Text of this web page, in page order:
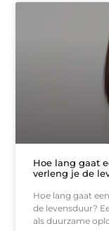
Hoe lang gaat
verleng je de
Hoe lang gaat
de levensduur?
als duurzame